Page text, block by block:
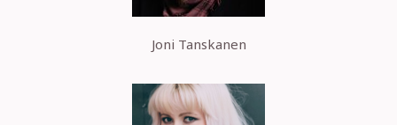
Joni Tanskanen